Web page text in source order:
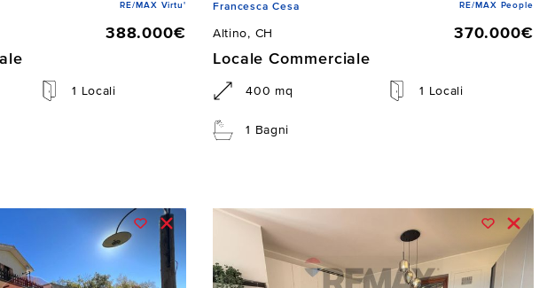
RE/MAX Virtu'
388.000€
1 Locali
Francesca Cesa RE/MAX People
Altino, CH
370.000€
Locale Commerciale
400 mq 1 Locali
1 Bagni